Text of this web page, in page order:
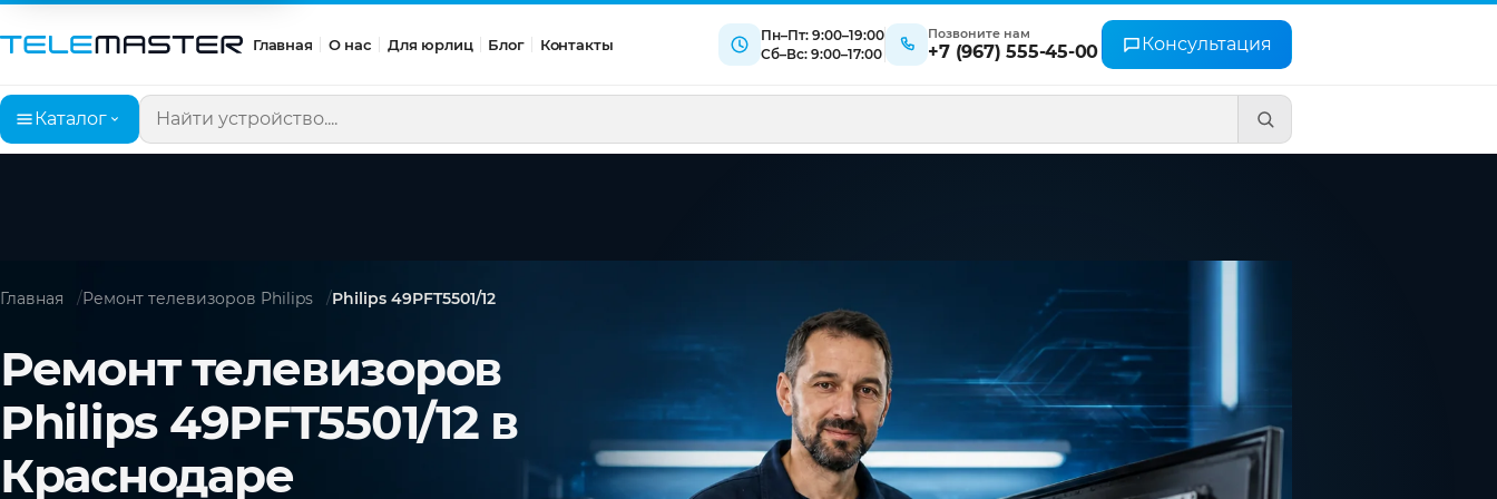
Главная О нас Для юрлиц Блог Контакты
Пн–Пт: 9:00–19:00
Сб–Вс: 9:00–17:00
Позвоните нам
+7 (967) 555-45-00 Консультация
Каталог
Поиск по сайту
Главная Ремонт телевизоров Philips Philips 49PFT5501/12
Ремонт телевизоров
Philips 49PFT5501/12 в
Краснодаре